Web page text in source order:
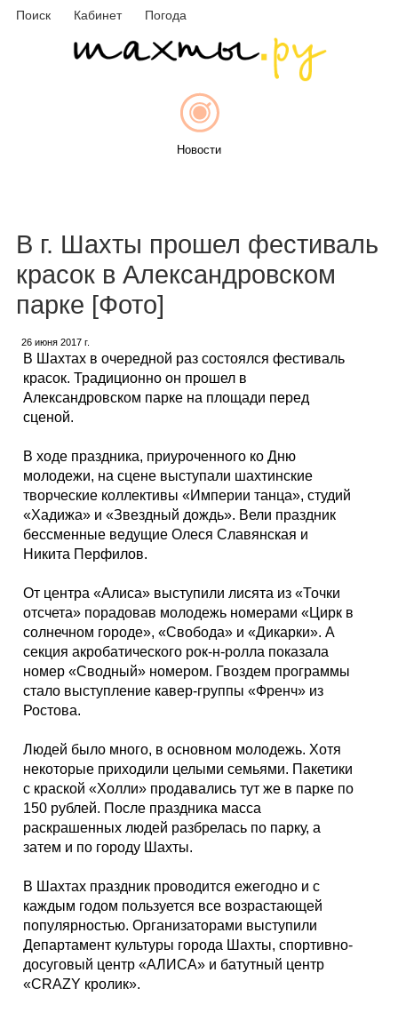
Поиск Кабинет Погода
Новости
Каталог
Инфо
Карты
В г. Шахты прошел фестиваль
красок в Александровском
парке [Фото]
26 июня 2017 г.
В Шахтах в очередной раз состоялся фестиваль
красок. Традиционно он прошел в
Александровском парке на площади перед
сценой.
В ходе праздника, приуроченного ко Дню
молодежи, на сцене выступали шахтинские
творческие коллективы «Империи танца», студий
«Хадижа» и «Звездный дождь». Вели праздник
бессменные ведущие Олеся Славянская и
Никита Перфилов.
От центра «Алиса» выступили лисята из «Точки
отсчета» порадовав молодежь номерами «Цирк в
солнечном городе», «Свобода» и «Дикарки». А
секция акробатического рок-н-ролла показала
номер «Сводный» номером. Гвоздем программы
стало выступление кавер-группы «Френч» из
Ростова.
Людей было много, в основном молодежь. Хотя
некоторые приходили целыми семьями. Пакетики
с краской «Холли» продавались тут же в парке по
150 рублей. После праздника масса
раскрашенных людей разбрелась по парку, а
затем и по городу Шахты.
В Шахтах праздник проводится ежегодно и с
каждым годом пользуется все возрастающей
популярностью. Организаторами выступили
Департамент культуры города Шахты, спортивно-
досуговый центр «АЛИСА» и батутный центр
«CRAZY кролик».